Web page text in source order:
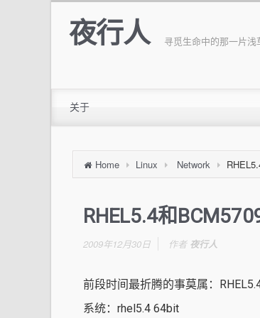
夜行人 寻觅生命中的那一片浅
关于
Home Linux Network
RHEL5.4和
2009年12月30日 作者 夜行人
前段时间最折腾的事莫属：
系统：rhel5.4 64bit